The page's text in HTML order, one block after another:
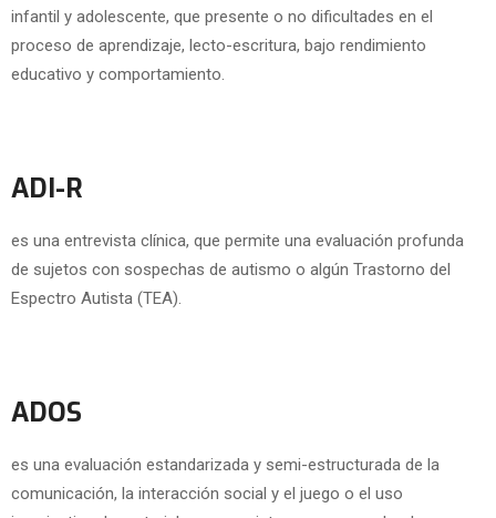
infantil y adolescente, que presente o no dificultades en el
proceso de aprendizaje, lecto-escritura, bajo rendimiento
educativo y comportamiento.
ADI-R
es una entrevista clínica, que permite una evaluación profunda
de sujetos con sospechas de autismo o algún Trastorno del
Espectro Autista (TEA).
ADOS
es una evaluación estandarizada y semi-estructurada de la
comunicación, la interacción social y el juego o el uso